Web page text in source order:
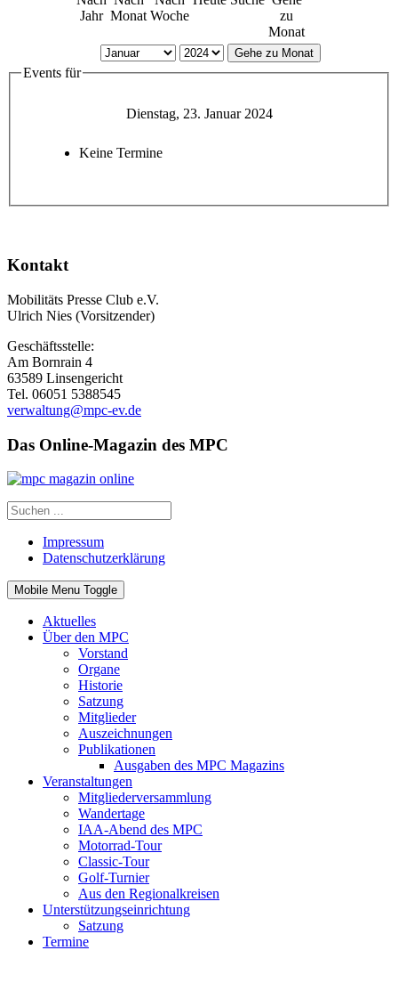
Jahr Monat Woche
zu
Monat
Gehe zu Monat
Events für
Dienstag, 23. Januar 2024
Keine Termine
Kontakt
Mobilitäts Presse Club e.V.
Ulrich Nies (Vorsitzender)
Geschäftsstelle:
Am Bornrain 4
63589 Linsengericht
Tel. 06051 5388545
verwaltung@mpc-ev.de
Das Online-Magazin des MPC
Impressum
Datenschutzerklärung
Mobile Menu Toggle
Aktuelles
Über den MPC
Vorstand
Organe
Historie
Satzung
Mitglieder
Auszeichnungen
Publikationen
Ausgaben des MPC Magazins
Veranstaltungen
Mitgliederversammlung
Wandertage
IAA-Abend des MPC
Motorrad-Tour
Classic-Tour
Golf-Turnier
Aus den Regionalkreisen
Unterstützungseinrichtung
Satzung
Termine